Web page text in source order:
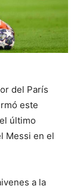
del París
este
último
Messi en el
a la